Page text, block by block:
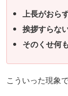
上長がおら
挨拶すらな
そのくせ何
こういった現象で